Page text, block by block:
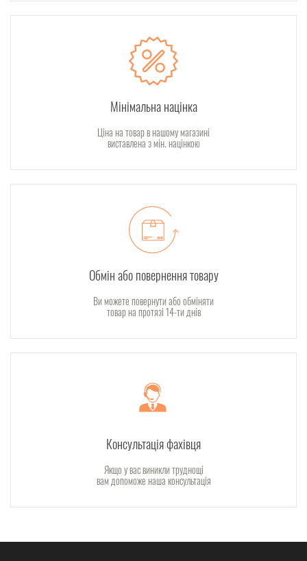
Мінімальна націнка
Ціна на товар в нашому магазині
виставлена з мін. націнкою
Обмін або повернення товару
Ви можете повернути або обміняти
товар на протязі 14-ти днів
Консультація фахівця
Якщо у вас виникли труднощі
вам допоможе наша консультація